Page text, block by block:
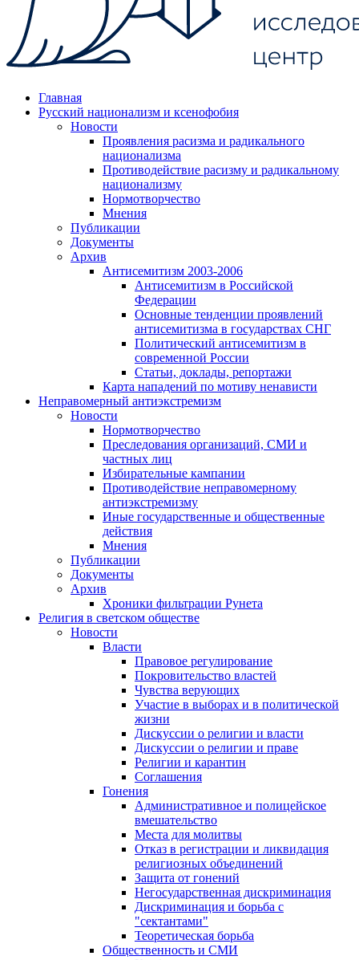
Главная
Русский национализм и ксенофобия
Новости
Проявления расизма и радикального
национализма
Противодействие расизму и радикальному
национализму
Нормотворчество
Мнения
Публикации
Документы
Архив
Антисемитизм 2003-2006
Антисемитизм в Российской
Федерации
Основные тенденции проявлений
антисемитизма в государствах СНГ
Политический антисемитизм в
современной России
Статьи, доклады, репортажи
Карта нападений по мотиву ненависти
Неправомерный антиэкстремизм
Новости
Нормотворчество
Преследования организаций, СМИ и
частных лиц
Избирательные кампании
Противодействие неправомерному
антиэкстремизму
Иные государственные и общественные
действия
Мнения
Публикации
Документы
Архив
Хроники фильтрации Рунета
Религия в светском обществе
Новости
Власти
Правовое регулирование
Покровительство властей
Чувства верующих
Участие в выборах и в политической
жизни
Дискуссии о религии и власти
Дискуссии о религии и праве
Религии и карантин
Соглашения
Гонения
Административное и полицейское
вмешательство
Места для молитвы
Отказ в регистрации и ликвидация
религиозных объединений
Защита от гонений
Негосударственная дискриминация
Дискриминация и борьба с
"сектантами"
Теоретическая борьба
Общественность и СМИ